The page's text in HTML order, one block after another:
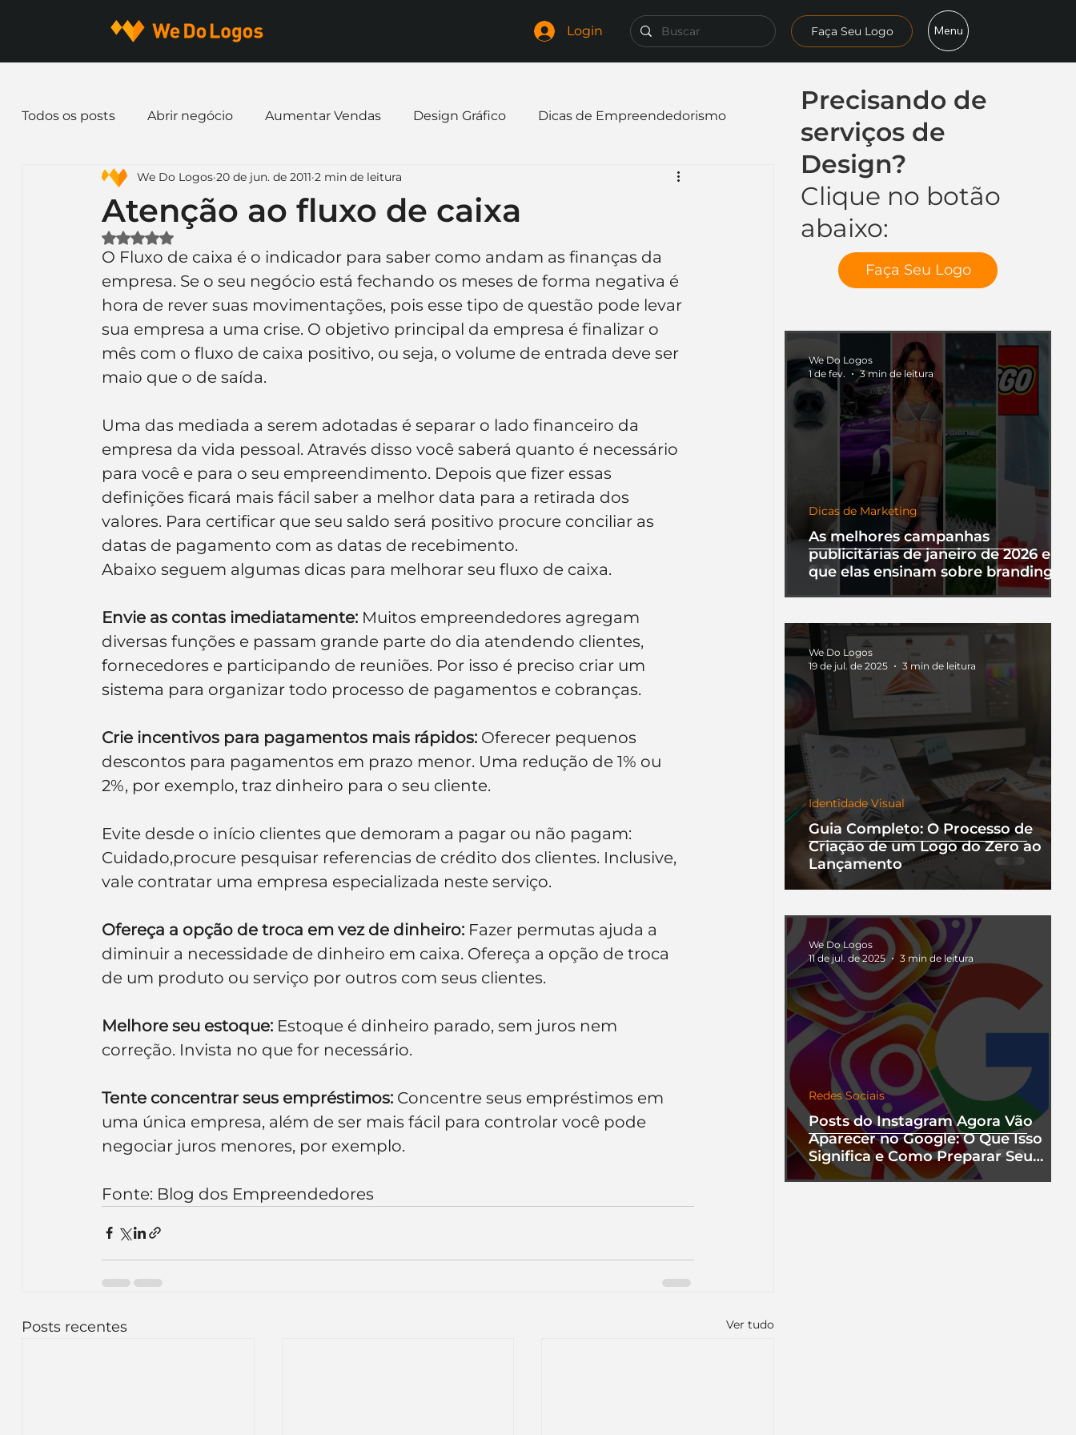
Login Faça Seu Logo Menu
Precisando de
serviços de
Design?
Clique no botão
abaixo:
Faça Seu Logo
As melhores campanhas
publicitárias de janeiro de 2026 e o
que elas ensinam sobre branding
Dicas de Marketing
We Do Logos
1 de fev.
3 min de leitura
Guia Completo: O Processo de
Criação de um Logo do Zero ao
Lançamento
Identidade Visual
We Do Logos
19 de jul. de 2025
3 min de leitura
Posts do Instagram Agora Vão
Aparecer no Google: O Que Isso
Significa e Como Preparar Seu
Perfil
Redes Sociais
We Do Logos
11 de jul. de 2025
3 min de leitura
Todos os posts Abrir negócio Aumentar Vendas Design Gráfico Dicas de Empreendedorismo
Dicas de Marketing Email marketing Expandir negócio
Identidade Visual
Ferramentas Mascotes Slogan Papelaria Curiosidades Frases Logotipo
Inteligência Artificial Embalagens
Atenção ao fluxo de caixa
We Do Logos 20 de jun. de 2011 2 min de leitura
Avaliado com NaN de 5 estrelas.
O Fluxo de caixa é o indicador para saber como andam as finanças da
empresa. Se o seu negócio está fechando os meses de forma negativa é
hora de rever suas movimentações, pois esse tipo de questão pode levar
sua empresa a uma crise. O objetivo principal da empresa é finalizar o
mês com o fluxo de caixa positivo, ou seja, o volume de entrada deve ser
maio que o de saída.
Uma das mediada a serem adotadas é separar o lado financeiro da
empresa da vida pessoal. Através disso você saberá quanto é necessário
para você e para o seu empreendimento. Depois que fizer essas
definições ficará mais fácil saber a melhor data para a retirada dos
valores. Para certificar que seu saldo será positivo procure conciliar as
datas de pagamento com as datas de recebimento.
Abaixo seguem algumas dicas para melhorar seu fluxo de caixa.
Envie as contas imediatamente: Muitos empreendedores agregam
diversas funções e passam grande parte do dia atendendo clientes,
fornecedores e participando de reuniões. Por isso é preciso criar um
sistema para organizar todo processo de pagamentos e cobranças.
Crie incentivos para pagamentos mais rápidos: Oferecer pequenos
descontos para pagamentos em prazo menor. Uma redução de 1% ou
2%, por exemplo, traz dinheiro para o seu cliente.
Evite desde o início clientes que demoram a pagar ou não pagam:
Cuidado,procure pesquisar referencias de crédito dos clientes. Inclusive,
vale contratar uma empresa especializada neste serviço.
Ofereça a opção de troca em vez de dinheiro: Fazer permutas ajuda a
diminuir a necessidade de dinheiro em caixa. Ofereça a opção de troca
de um produto ou serviço por outros com seus clientes.
Melhore seu estoque: Estoque é dinheiro parado, sem juros nem
correção. Invista no que for necessário.
Tente concentrar seus empréstimos: Concentre seus empréstimos em
uma única empresa, além de ser mais fácil para controlar você pode
negociar juros menores, por exemplo.
Fonte: Blog dos Empreendedores
Posts recentes Ver tudo